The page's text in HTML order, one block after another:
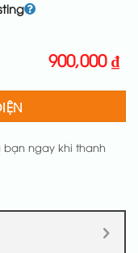
900,000₫
ngay khi thanh